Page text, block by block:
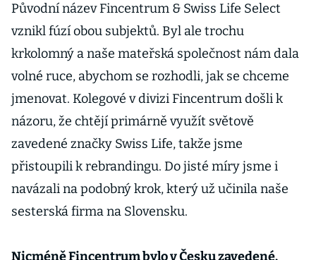
Původní název Fincentrum & Swiss Life Select
vznikl fúzí obou subjektů. Byl ale trochu
krkolomný a naše mateřská společnost nám dala
volné ruce, abychom se rozhodli, jak se chceme
jmenovat. Kolegové v divizi Fincentrum došli k
názoru, že chtějí primárně využít světově
zavedené značky Swiss Life, takže jsme
přistoupili k rebrandingu. Do jisté míry jsme i
navázali na podobný krok, který už učinila naše
sesterská firma na Slovensku.
Nicméně Fincentrum bylo v Česku zavedené.